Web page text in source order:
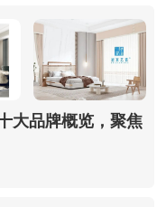
大品牌概览，聚焦